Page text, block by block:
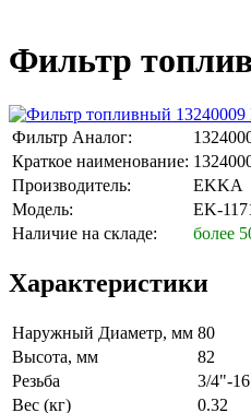
Фильтр
Фильтр Аналог:
Краткое наименование:
Производитель:
EKKA
Модель:
EK-
Наличие на складе:
более
Характеристики
Наружный Диаметр, мм 80
Высота, мм
82
Резьба
3/4"-16
Вес (кг)
0.32